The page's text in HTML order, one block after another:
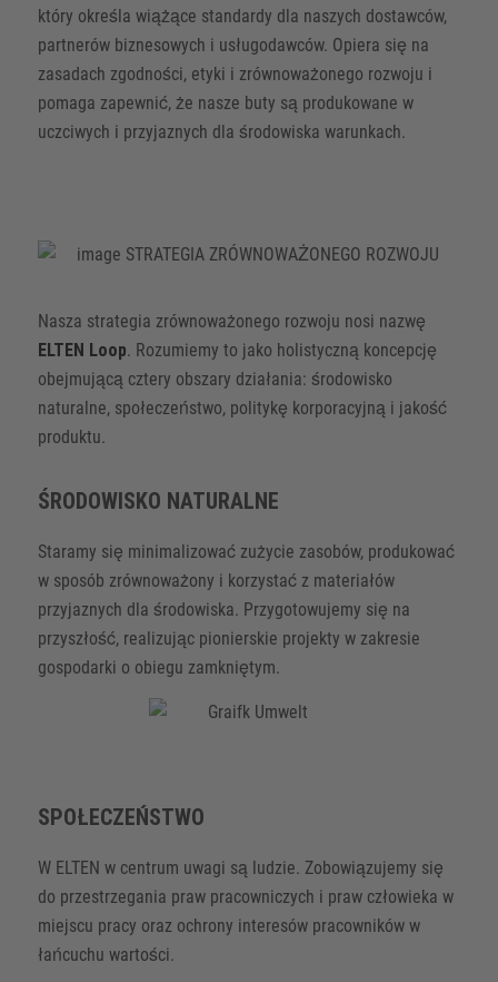
który określa wiążące standardy dla naszych dostawców,
partnerów biznesowych i usługodawców. Opiera się na
zasadach zgodności, etyki i zrównoważonego rozwoju i
pomaga zapewnić, że nasze buty są produkowane w
uczciwych i przyjaznych dla środowiska warunkach.
Nasza strategia zrównoważonego rozwoju nosi nazwę
ELTEN Loop. Rozumiemy to jako holistyczną koncepcję
obejmującą cztery obszary działania: środowisko
naturalne, społeczeństwo, politykę korporacyjną i jakość
produktu.
ŚRODOWISKO NATURALNE
Staramy się minimalizować zużycie zasobów, produkować
w sposób zrównoważony i korzystać z materiałów
przyjaznych dla środowiska. Przygotowujemy się na
przyszłość, realizując pionierskie projekty w zakresie
gospodarki o obiegu zamkniętym.
SPOŁECZEŃSTWO
W ELTEN w centrum uwagi są ludzie. Zobowiązujemy się
do przestrzegania praw pracowniczych i praw człowieka w
miejscu pracy oraz ochrony interesów pracowników w
łańcuchu wartości.